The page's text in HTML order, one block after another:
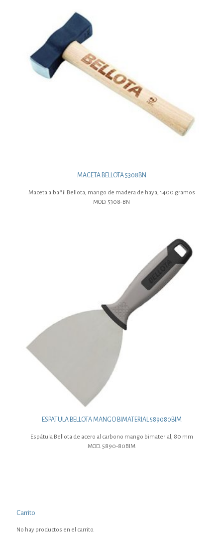
MACETA BELLOTA 5308BN
Maceta albañil Bellota, mango de madera de haya, 1400 gramos
MOD. 5308-BN
ESPATULA BELLOTA MANGO BIMATERIAL 589080BIM
Espátula Bellota de acero al carbono mango bimaterial, 80 mm
MOD. 5890-80BIM
Carrito
No hay productos en el carrito.